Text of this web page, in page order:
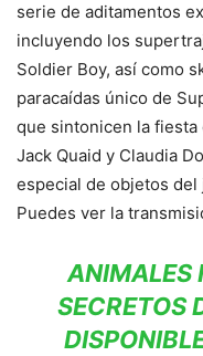
serie de aditamentos
incluyendo los
Soldier Boy, así como
paracaídas único de
que sintonicen la
Jack Quaid y Claudia
especial de objetos del
Puedes ver la
ANIMALES
SECRETOS